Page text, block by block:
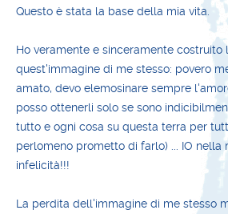
Questo è stata la base della mia vita.
Ho veramente e sinceramente costruito
quest'immagine di me stesso: povero
amato, devo elemosinare sempre
posso ottenerli solo se sono
tutto e ogni cosa su questa terra per
perlomeno prometto di farlo) ... IO nella
infelicità!!!
La perdita dell'immagine di me stesso